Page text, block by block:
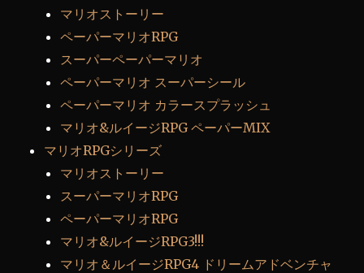
マリオストーリー
ペーパーマリオRPG
スーパーペーパーマリオ
ペーパーマリオ スーパーシール
ペーパーマリオ カラースプラッシュ
マリオ&ルイージRPG ペーパーMIX
マリオRPGシリーズ
マリオストーリー
スーパーマリオRPG
ペーパーマリオRPG
マリオ&ルイージRPG3!!!
マリオ＆ルイージRPG4 ドリームアドベンチャ